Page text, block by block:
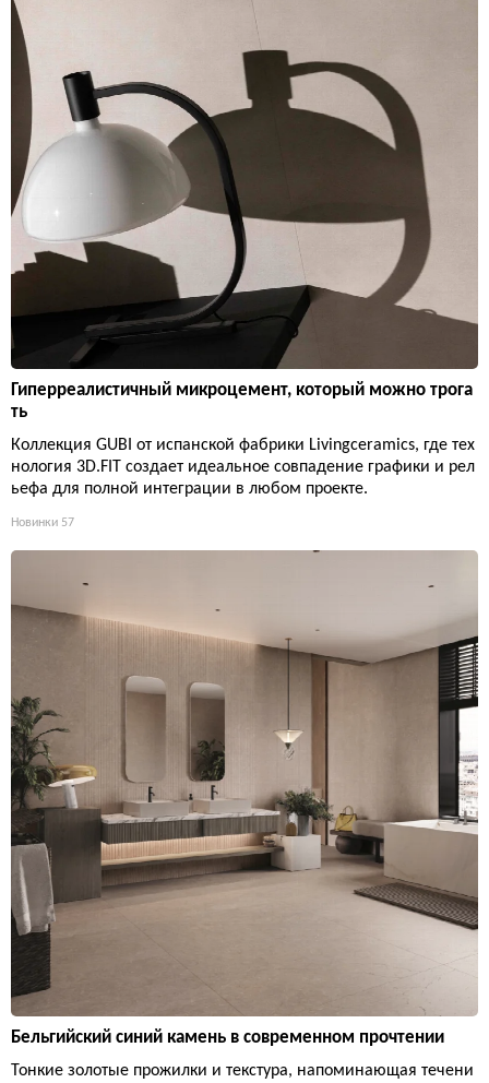
Гиперреалистичный микроцемент, который можно трога
ть
Коллекция GUBI от испанской фабрики Livingceramics, где тех
нология 3D.FIT создает идеальное совпадение графики и рел
ьефа для полной интеграции в любом проекте.
Новинки 57
Бельгийский синий камень в современном прочтении
Тонкие золотые прожилки и текстура, напоминающая течени